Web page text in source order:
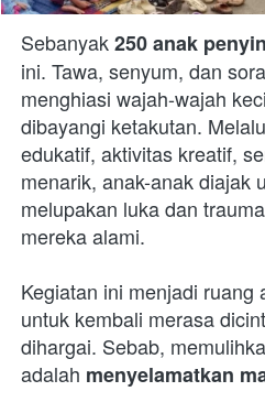
Sebanyak 250 anak
ini. Tawa, senyum, dan
menghiasi wajah-wajah
dibayangi ketakutan.
edukatif, aktivitas kreatif,
menarik, anak-anak diajak
melupakan luka dan
mereka alami.
Kegiatan ini menjadi ruang
untuk kembali merasa
dihargai. Sebab,
adalah menyelamatkan